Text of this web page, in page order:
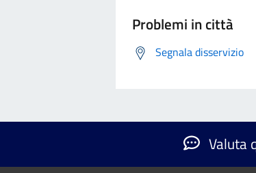
Problemi in città
Segnala disservizio
Valuta